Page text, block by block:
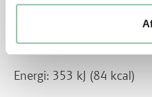
Næringsindhold pr. 100
hakkede kød:
Energi: 353 kJ (84 kcal)